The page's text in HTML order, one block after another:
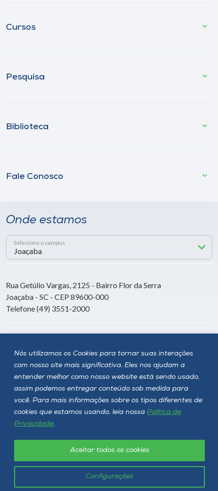
Nós utilizamos os Cookies para tornar suas interações
com nosso site mais significativa. Eles nos ajudam a
entender melhor como nosso website está sendo usado,
assim podemos entregar conteúdo sob medida para
você. Para mais informações sobre os tipos diferentes de
cookies que estamos usando, leia nossa Política de
Privacidade.
Configurações
Aceitar todos os cookies
Cursos
Pesquisa
Biblioteca
Fale Conosco
Onde estamos
Selecione o campus
Rua Getúlio Vargas, 2125 - Bairro Flor da Serra
Joaçaba - SC - CEP 89600-000
Telefone (49) 3551-2000
Unoesc © 2026 - Todos os direitos reservados
LGPD